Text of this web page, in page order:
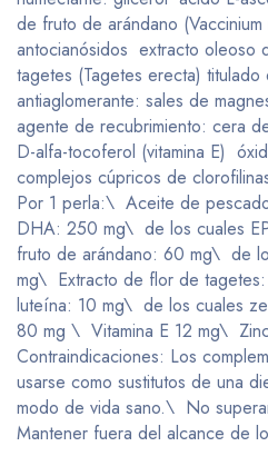
de fruto de arándano (Vaccinium
antocianósidos extracto oleoso
tagetes (Tagetes erecta)
antiaglomerante: sales de
agente de recubrimiento: cera
D-alfa-tocoferol (vitamina E)
complejos cúpricos de
Por 1 perla:\ Aceite de
DHA: 250 mg\ de los cuales
fruto de arándano: 60 mg\ de
mg\ Extracto de flor de
luteína: 10 mg\ de los cuales
80 mg \ Vitamina E 12 mg\
Contraindicaciones: Los
usarse como sustitutos de una
modo de vida sano.\ No
Mantener fuera del alcance de